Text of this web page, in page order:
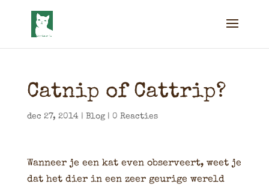
Catnip of Cattrip?
dec 27, 2014 | Blog| 0 Reacties
Wanneer je een kat even observeert, weet je
dat het dier in een zeer geurige wereld